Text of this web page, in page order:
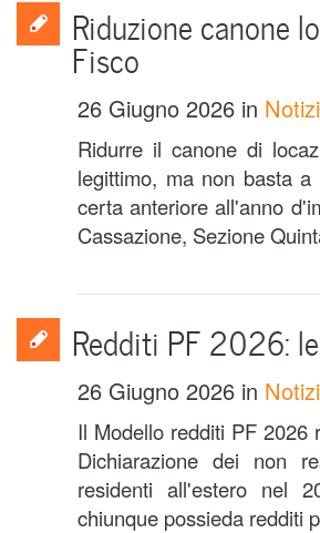
Riduzione canone
Fisco
26 Giugno 2026 in
Ridurre il canone di
legittimo, ma non basta
certa anteriore all'anno
Cassazione, Sezione
Redditi PF 2026:
26 Giugno 2026 in
Il Modello redditi PF
Dichiarazione dei non
residenti all'estero nel
chiunque possieda redditi